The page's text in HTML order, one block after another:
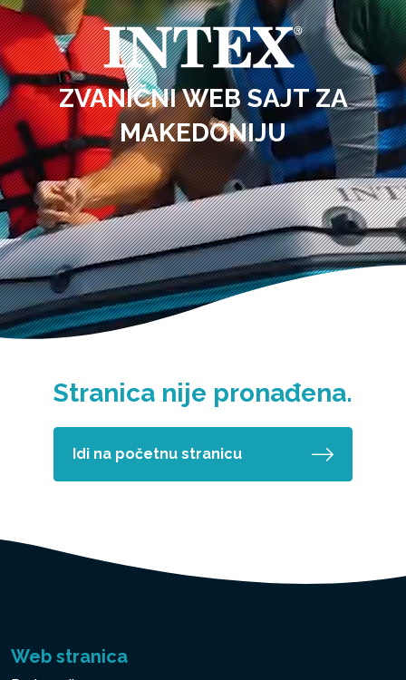
ZVANIČNI WEB SAJT ZA
MAKEDONIJU
Stranica nije pronađena.
Idi na početnu stranicu
Web stranica